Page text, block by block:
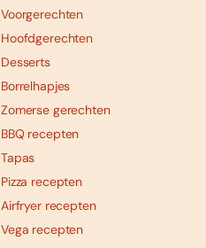
Voorgerechten
Hoofdgerechten
Desserts
Borrelhapjes
Zomerse gerechten
BBQ recepten
Tapas
Pizza recepten
Airfryer recepten
Vega recepten